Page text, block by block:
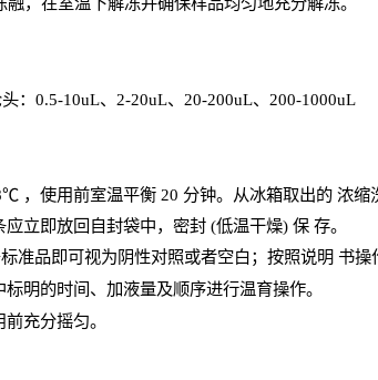
： 0.5-10uL、 2-20uL、 20-200uL、 200-1000uL
，使用前室温平衡 20 分钟。从冰箱取出的 浓缩
应立即放回自封袋中，密封(低温干燥) 保 存。
准品即可视为阴性对照或者空白；按照说明 书操
明的时间、加液量及顺序进行温育操作。
充分摇匀。